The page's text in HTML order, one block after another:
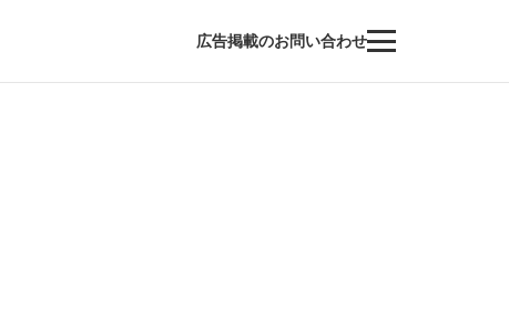
広告掲載のお問い合わせ